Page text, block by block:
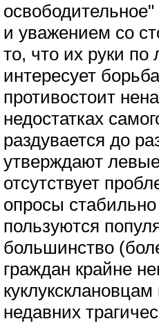
и уважением со
то, что их руки
интересует
противостоит
недостатках
раздувается до
утверждают
отсутствует
опросы
пользуются
большинство
граждан крайне
недавних